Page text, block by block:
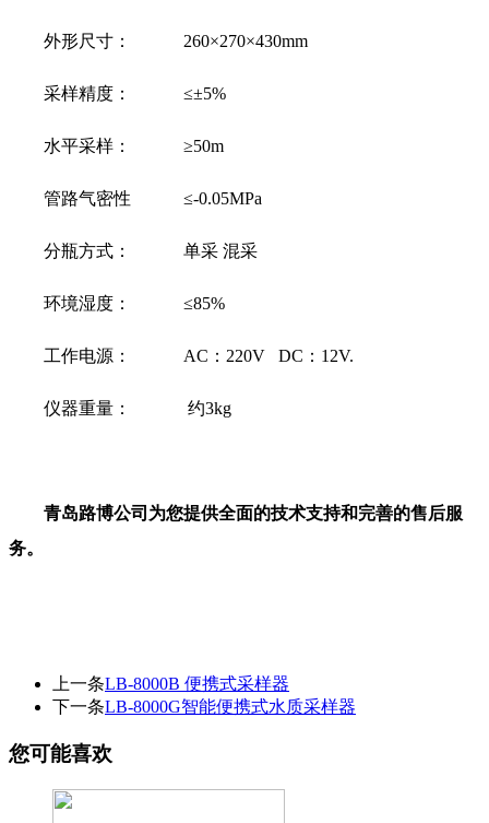
外形尺寸： 260×270×430mm
采样精度： ≤±5%
水平采样： ≥50m
管路气密性 ≤-0.05MPa
分瓶方式： 单采 混采
环境湿度： ≤85%
工作电源： AC：220V DC：12V.
仪器重量： 约3kg
青岛路博公司为您提供全面的技术支持和完善的售后服
务。
上一条LB-8000B 便携式采样器
下一条LB-8000G智能便携式水质采样器
您可能喜欢